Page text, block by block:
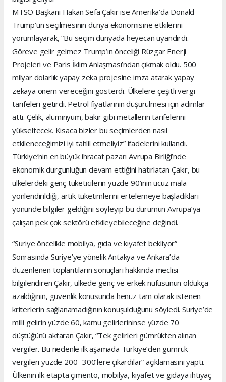
MTSO Başkanı Hakan Sefa Çakır ise Amerika’da Donald
Trump’un seçilmesinin dünya ekonomisine etkilerini
yorumlayarak, “Bu seçim dünyada heyecan uyandırdı.
Göreve gelir gelmez Trump’ın önceliği Rüzgar Enerji
Projeleri ve Paris İklim Anlaşması’ndan çıkmak oldu. 500
milyar dolarlık yapay zeka projesine imza atarak yapay
zekaya önem vereceğini gösterdi. Ülkelere çeşitli vergi
tarifeleri getirdi. Petrol fiyatlarının düşürülmesi için adımlar
attı. Çelik, alüminyum, bakır gibi metallerin tarifelerini
yükseltecek. Kısaca bizler bu seçimlerden nasıl
etkileneceğimizi iyi tahlil etmeliyiz” ifadelerini kullandı.
Türkiye’nin en büyük ihracat pazarı Avrupa Birliği’nde
ekonomik durgunluğun devam ettiğini hatırlatan Çakır, bu
ülkelerdeki genç tüketicilerin yüzde 90’ının ucuz mala
yönlendirildiği, artık tüketimlerini ertelemeye başladıkları
yönünde bilgiler geldiğini söyleyip bu durumun Avrupa’ya
çalışan pek çok sektörü etkileyebileceğine değindi.
“Suriye öncelikle mobilya, gıda ve kıyafet bekliyor”
Sonrasında Suriye’ye yönelik Antakya ve Ankara’da
düzenlenen toplantıların sonuçları hakkında meclisi
bilgilendiren Çakır, ülkede genç ve erkek nüfusunun oldukça
azaldığının, güvenlik konusunda henüz tam olarak istenen
kriterlerin sağlanamadığının konuşulduğunu söyledi. Suriye’de
milli gelirin yüzde 60, kamu gelirlerininse yüzde 70
düştüğünü aktaran Çakır, “Tek gelirleri gümrükten alınan
vergiler. Bu nedenle ilk aşamada Türkiye’den gümrük
vergileri yüzde 200- 300’lere çıkardılar” açıklamasını yaptı.
Ülkenin ilk etapta çimento, mobilya, kıyafet ve gıdaya ihtiyaç